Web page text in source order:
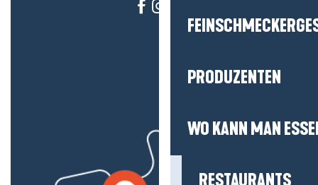
PRODUZENTEN
WO KANN MAN
RESTAURANTS